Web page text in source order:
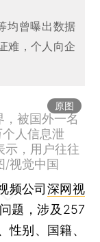
均曾曝出数据
难，个人向企
原图
被国外一名
人信息泄
示，用户往往
/视觉中国
频公司 深网视
题，涉及257
性别、国籍、